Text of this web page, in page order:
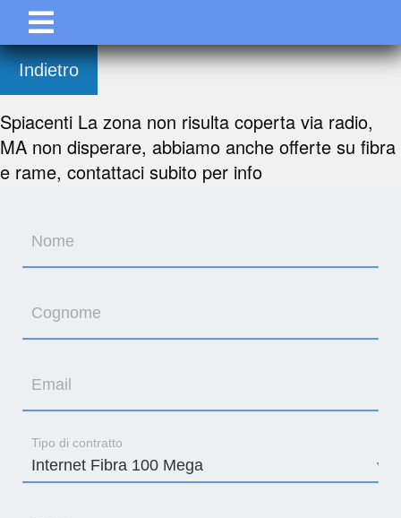
Indietro
Spiacenti La zona non risulta coperta via radio,
MA non disperare, abbiamo anche offerte su fibra
e rame, contattaci subito per info
Nome
Cognome
Email
Tipo di contratto